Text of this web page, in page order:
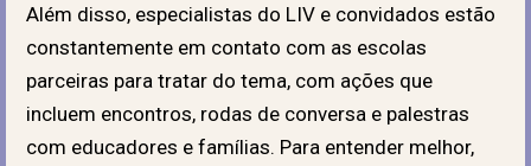
Além disso, especialistas do LIV e convidados estão
constantemente em contato com as escolas
parceiras para tratar do tema, com ações que
incluem encontros, rodas de conversa e palestras
com educadores e famílias. Para entender melhor,